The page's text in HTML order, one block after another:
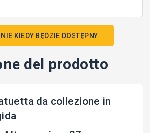
KIEDY BĘDZIE DOSTĘPNY
del prodotto
da collezione in